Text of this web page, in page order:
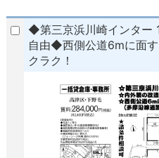
◆第三京浜川崎インター
自由◆西側公道6mに面
クラク！